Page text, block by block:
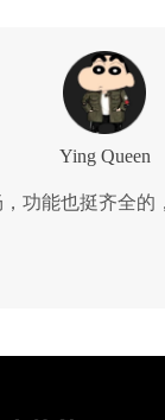
Ying Queen
功能也挺齐全的